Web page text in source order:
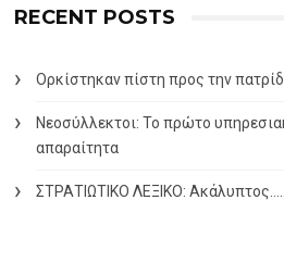
RECENT POSTS
Ορκίστηκαν πίστη προς την
Νεοσύλλεκτοι: Το πρώτο
απαραίτητα
ΣΤΡΑΤΙΩΤΙΚΟ ΛΕΞΙΚΟ: Ακάλυπτος……